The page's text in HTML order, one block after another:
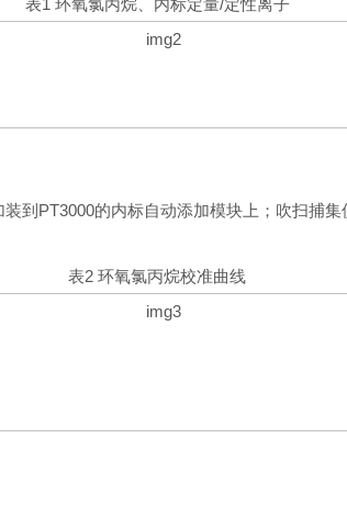
表1 环氧氯丙烷、内标定量/定性离子
到PT3000的内标自动添加模块上；吹扫捕
表2 环氧氯丙烷校准曲线